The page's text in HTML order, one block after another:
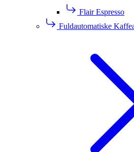
Flair Espresso
Fuldautomatiske